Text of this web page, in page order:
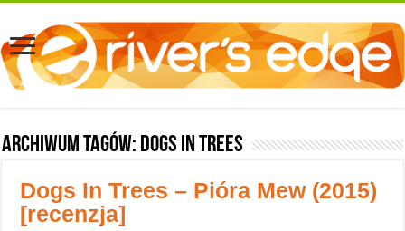
Archiwum tagów: Dogs In Trees
Dogs In Trees – Pióra Mew (2015)
[recenzja]